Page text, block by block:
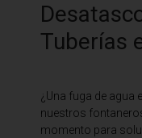
Tuberías
¿Una fuga de agua
nuestros
momento para